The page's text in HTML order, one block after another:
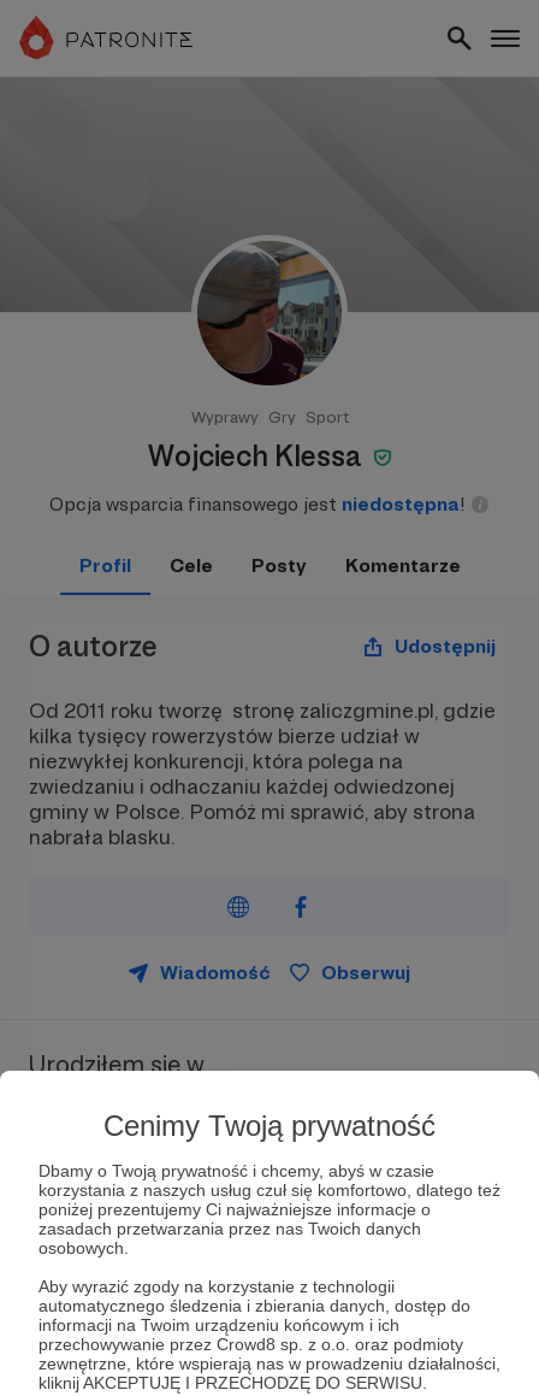
Cenimy Twoją prywatność
Dbamy o Twoją prywatność i chcemy, abyś w czasie
korzystania z naszych usług czuł się komfortowo, dlatego też
poniżej prezentujemy Ci najważniejsze informacje o
zasadach przetwarzania przez nas Twoich danych
osobowych.
Aby wyrazić zgody na korzystanie z technologii
automatycznego śledzenia i zbierania danych, dostęp do
informacji na Twoim urządzeniu końcowym i ich
przechowywanie przez Crowd8 sp. z o.o. oraz podmioty
zewnętrzne, które wspierają nas w prowadzeniu działalności,
kliknij AKCEPTUJĘ I PRZECHODZĘ DO SERWISU.
Wyprawy Gry Sport
Wojciech Klessa
Opcja wsparcia finansowego jest niedostępna!
Profil Cele Posty Komentarze
O autorze Udostępnij
Od 2011 roku tworzę stronę zaliczgmine.pl, gdzie
kilka tysięcy rowerzystów bierze udział w
niezwykłej konkurencji, która polega na
zwiedzaniu i odhaczaniu każdej odwiedzonej
gminy w Polsce. Pomóż mi sprawić, aby strona
nabrała blasku.
Wiadomość Obserwuj
Urodziłem się w ....
Moje życie zawodowe i pasja to programowanie.
Od 6 klasy podstawówki poświęcałem mnóstwo
czasu najpierw na naukę programowania, a
później na tworzenie aplikacji, stron i narzędzi,
które były mi potrzebne.
Wiem jak to brzmi, koleś pewnie chodzi w szarym
sweterku albo w kraciastej koszuli i nie wychodzi z
piwnicy, a słońce ogląda tylko na ekranie
monitora. Pewnie tak właśnie wyglądałoby moje
życie, gdyby nie moja pasja do podróży
rowerowych i i grania muzyki. Te zainteresowania